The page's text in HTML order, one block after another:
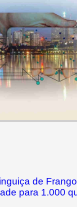
de
para 1.000